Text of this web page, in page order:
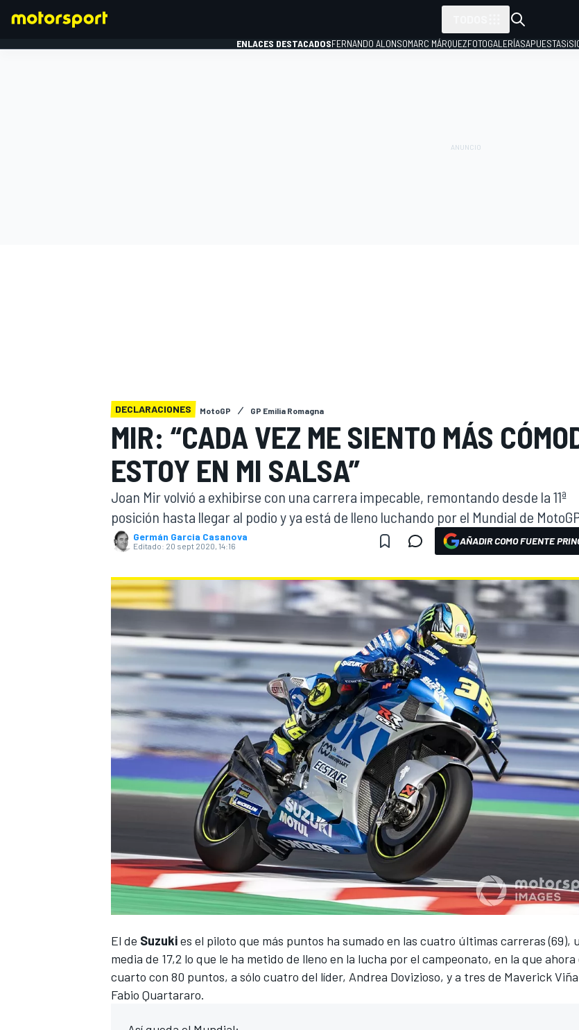
WEC
ENLACES DESTACADOSFERNANDO ALONSOMARC MÁRQUEZFOTOGALERÍASAPUESTAS
DECLARACIONES MotoGP GP Emilia Romagna
MIR: “CADA VEZ ME SIENTO MÁS
ESTOY EN MI SALSA”
Joan Mir volvió a exhibirse con una carrera impecable, remontando desde la 11ª
posición hasta llegar al podio y ya está de lleno luchando por el Mundial de
Germán Garcia Casanova
Editado: 20 sept 2020, 14:16 AÑADIR COMO FUENTE
El de Suzukies el piloto que más puntos ha sumado en las cuatro últimas carreras (69),
media de 17,2 lo que le ha metido de lleno en la lucha por el campeonato, en la que ahora
cuarto con 80 puntos, a sólo cuatro del líder, Andrea Dovizioso, y a tres de Maverick
Fabio Quartararo.